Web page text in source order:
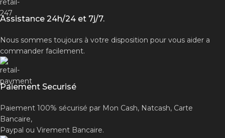
Assistance 24h/24 et 7j/7.
Nous sommes toujours à votre disposition pour vous aider a
commander facilement.
Paiement Securisé
Paiement 100% sécurisé par Mon Cash, Natcash, Carte
Bancaire,
Paypal ou Virement Bancaire.